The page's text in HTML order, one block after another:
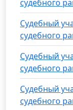
судебного
Судебный
судебного
Судебный
судебного
Судебный
судебного